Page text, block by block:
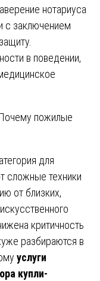
нотариуса
с заключением
в поведении,
пожилые
для
сложные техники
от близких,
критичность
разбираются в
услуги
купли-